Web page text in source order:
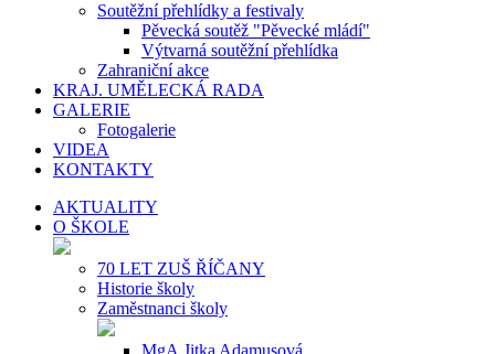
Soutěžní přehlídky a festivaly
Pěvecká soutěž "Pěvecké mládí"
Výtvarná soutěžní přehlídka
Zahraniční akce
KRAJ. UMĚLECKÁ RADA
GALERIE
Fotogalerie
VIDEA
KONTAKTY
AKTUALITY
O ŠKOLE
70 LET ZUŠ ŘÍČANY
Historie školy
Zaměstnanci školy
MgA.Jitka Adamusová